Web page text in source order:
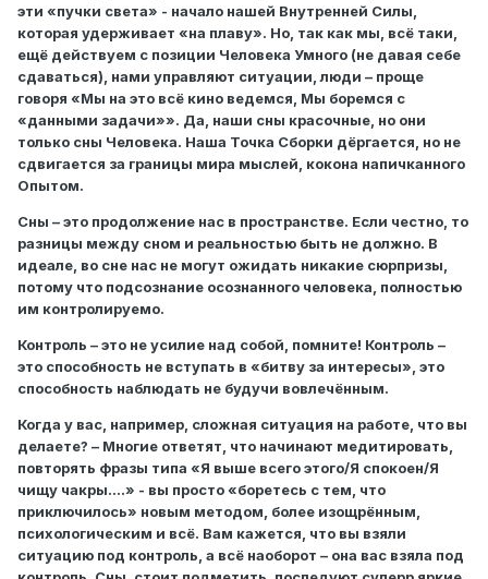
эти «пучки света» - начало нашей Внутренней Силы,
которая удерживает «на плаву». Но, так как мы, всё таки,
ещё действуем с позиции Человека Умного (не давая себе
сдаваться), нами управляют ситуации, люди – проще
говоря «Мы на это всё кино ведемся, Мы боремся с
«данными задачи»». Да, наши сны красочные, но они
только сны Человека. Наша Точка Сборки дёргается, но не
сдвигается за границы мира мыслей, кокона напичканного
Опытом.
Сны – это продолжение нас в пространстве. Если честно, то
разницы между сном и реальностью быть не должно. В
идеале, во сне нас не могут ожидать никакие сюрпризы,
потому что подсознание осознанного человека, полностью
им контролируемо.
Контроль – это не усилие над собой, помните! Контроль –
это способность не вступать в «битву за интересы», это
способность наблюдать не будучи вовлечённым.
Когда у вас, например, сложная ситуация на работе, что вы
делаете? – Многие ответят, что начинают медитировать,
повторять фразы типа «Я выше всего этого/Я спокоен/Я
чищу чакры….» - вы просто «боретесь с тем, что
приключилось» новым методом, более изощрённым,
психологическим и всё. Вам кажется, что вы взяли
ситуацию под контроль, а всё наоборот – она вас взяла под